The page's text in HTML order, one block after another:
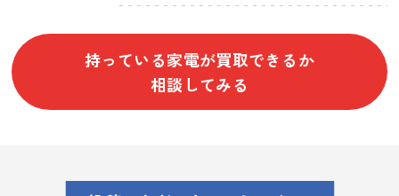
持っている家電が買取できるか
相談してみる